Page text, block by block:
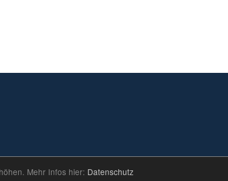
Mehr Infos hier: Datenschutz